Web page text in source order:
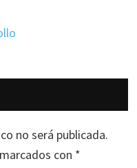
no será publicada.
con *